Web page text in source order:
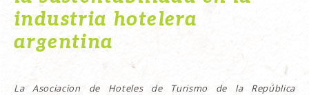
industria hotelera
argentina
La Asociacion de Hoteles de Turismo de la República